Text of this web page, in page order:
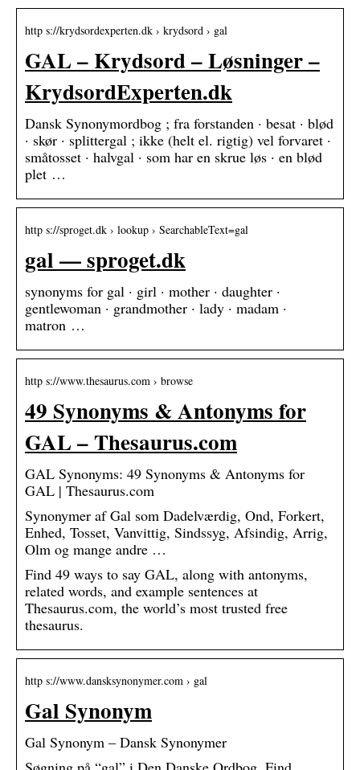
http s://krydsordexperten.dk › krydsord › gal
GAL – Krydsord – Løsninger –
KrydsordExperten.dk
Dansk Synonymordbog ; fra forstanden · besat · blød
· skør · splittergal ; ikke (helt el. rigtig) vel forvaret ·
småtosset · halvgal · som har en skrue løs · en blød
plet …
http s://sproget.dk › lookup › SearchableText=gal
gal — sproget.dk
synonyms for gal · girl · mother · daughter ·
gentlewoman · grandmother · lady · madam ·
matron …
http s://www.thesaurus.com › browse
49 Synonyms & Antonyms for
GAL – Thesaurus.com
GAL Synonyms: 49 Synonyms & Antonyms for
GAL | Thesaurus.com
Synonymer af Gal som Dadelværdig, Ond, Forkert,
Enhed, Tosset, Vanvittig, Sindssyg, Afsindig, Arrig,
Olm og mange andre …
Find 49 ways to say GAL, along with antonyms,
related words, and example sentences at
Thesaurus.com, the world’s most trusted free
thesaurus.
http s://www.dansksynonymer.com › gal
Gal Synonym
Gal Synonym – Dansk Synonymer